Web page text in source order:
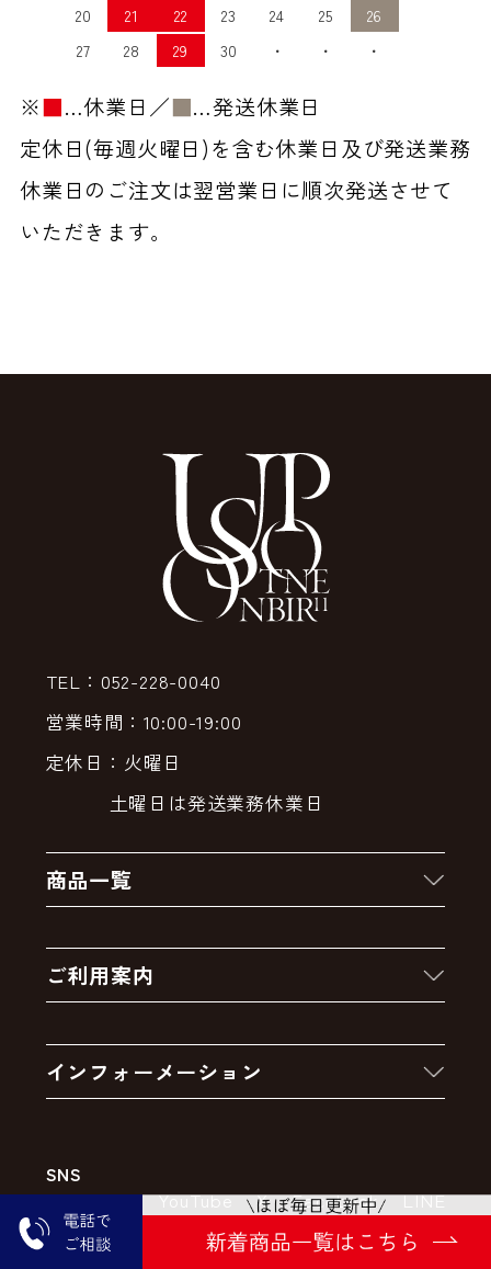
20
21 22 23 24 25
26
27
28 29 30 ・ ・ ・
※■…休業日／■…発送休業日
定休日(毎週火曜日)を含む休業日及び発送業務
休業日のご注文は翌営業日に順次発送させて
いただきます。
TEL：052-228-0040
営業時間：10:00-19:00
定休日：火曜日
土曜日は発送業務休業日
商品一覧
クーポン
卸販売・大量注文
アウトレットセール
ご利用案内
お支払いについて
ポイントについて
返品について
インフォーメーション
特定商取引法の表示
個人情報の取り扱いについて
SNS
Instagram YouTube X Facebook LINE